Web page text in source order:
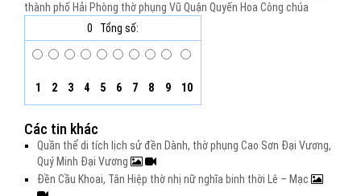
thành phố Hải Phòng thờ phụng Vũ Quận Quyến Hoa Công chúa
0
Tổng số:
1 2 3 4 5 6 7 8 9 10
Các tin khác
Quần thể di tích lịch sử đền Dành, thờ phụng Cao Sơn Đại Vương,
Quý Minh Đại Vương
Đền Cầu Khoai, Tân Hiệp thờ nhị nữ nghĩa binh thời Lê – Mạc